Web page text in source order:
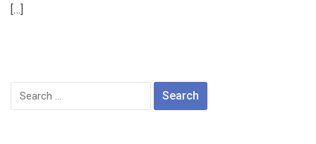
[…]
Search
for: